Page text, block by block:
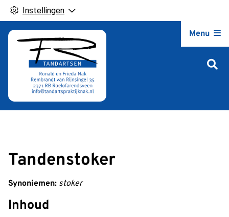
Instellingen
Menu
Tandenstoker
Synoniemen: stoker
Inhoud